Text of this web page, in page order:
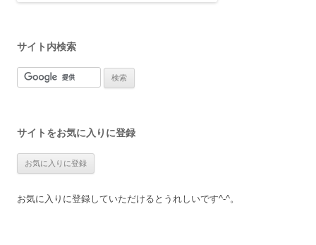
サイト内検索
サイトをお気に入りに登録
お気に入りに登録していただけるとうれしいです^-^。